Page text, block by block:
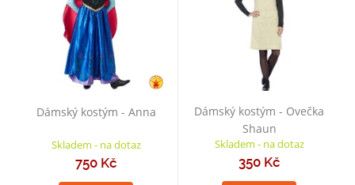
Dámský kostým - Anna
Skladem - na dotaz
750 Kč
Dámský kostým - Ovečka
Shaun
Skladem - na dotaz
350 Kč